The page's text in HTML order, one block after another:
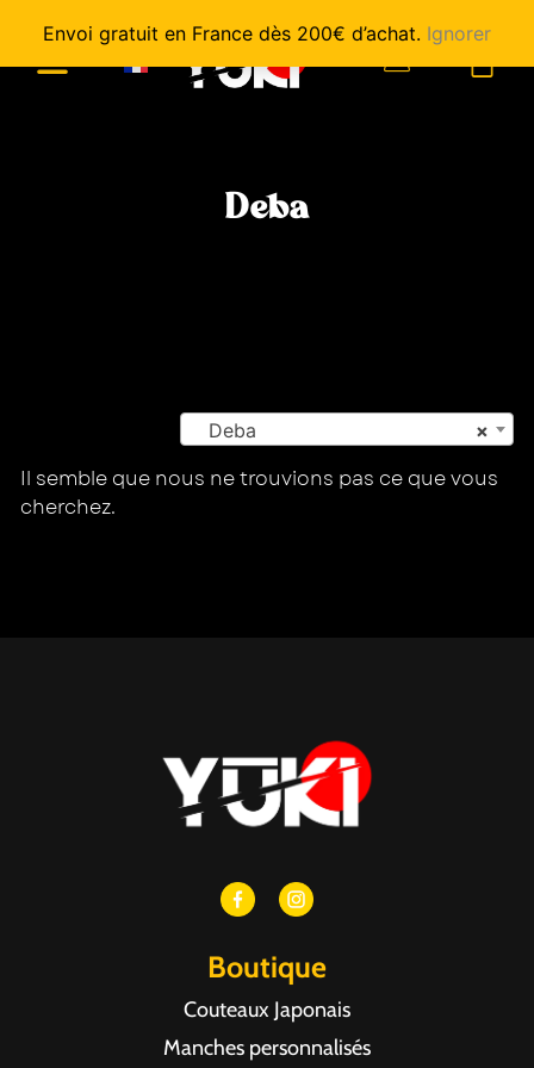
Envoi gratuit en France dès 200€ d’achat. Ignorer
Deba
×
Deba
Il semble que nous ne trouvions pas ce que vous
cherchez.
Boutique
Couteaux Japonais
Manches personnalisés